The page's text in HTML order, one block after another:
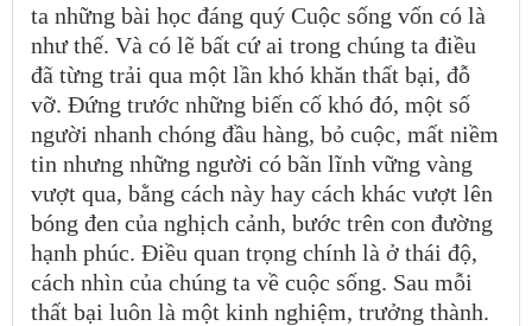
ta những bài học đáng quý Cuộc sống vốn có là
như thế. Và có lẽ bất cứ ai trong chúng ta điều
đã từng trải qua một lần khó khăn thất bại, đỗ
vỡ. Đứng trước những biến cố khó đó, một số
người nhanh chóng đầu hàng, bỏ cuộc, mất niềm
tin nhưng những người có bãn lĩnh vững vàng
vượt qua, bằng cách này hay cách khác vượt lên
bóng đen của nghịch cảnh, bước trên con đường
hạnh phúc. Điều quan trọng chính là ở thái độ,
cách nhìn của chúng ta về cuộc sống. Sau mỗi
thất bại luôn là một kinh nghiệm, trưởng thành.